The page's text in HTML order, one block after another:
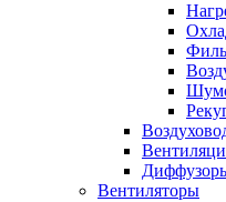
Вентиляторы